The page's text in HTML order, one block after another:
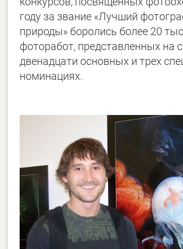
году за звание «Лучший
природы» боролись более 20
фоторабот, представленных на
двенадцати основных и трех
номинациях.